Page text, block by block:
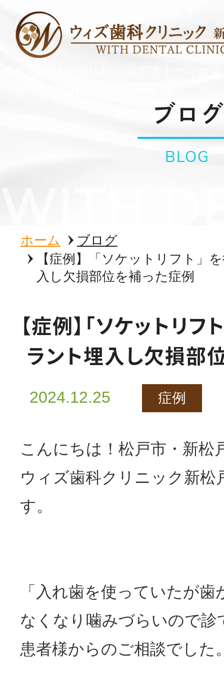
ブログ
BLOG
ホーム
ブログ
【症例】「ソケットリフト」
入し欠損部位を補った症例
【症例】「ソケットリ
ラント埋入し欠損部
2024.12.25 症例
こんにちは！松戸市・新松
ウィズ歯科クリニック新松
す。
「入れ歯を使っていたが
なくなり噛みづらいので診
患者様からのご相談でした